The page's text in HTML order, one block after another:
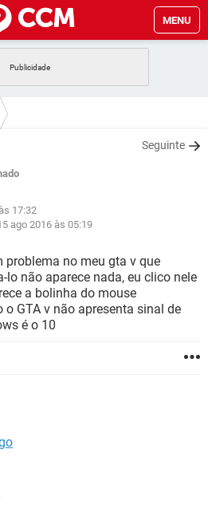
MENU
EXCEL
EXCEL
GMAIL
FACEBOOK
EXCEL
Seguinte
17:32
ago 2016 às 05:19
problema no meu gta v que
lo não aparece nada, eu clico nele
a bolinha do mouse
GTA v não apresenta sinal de
é o 10